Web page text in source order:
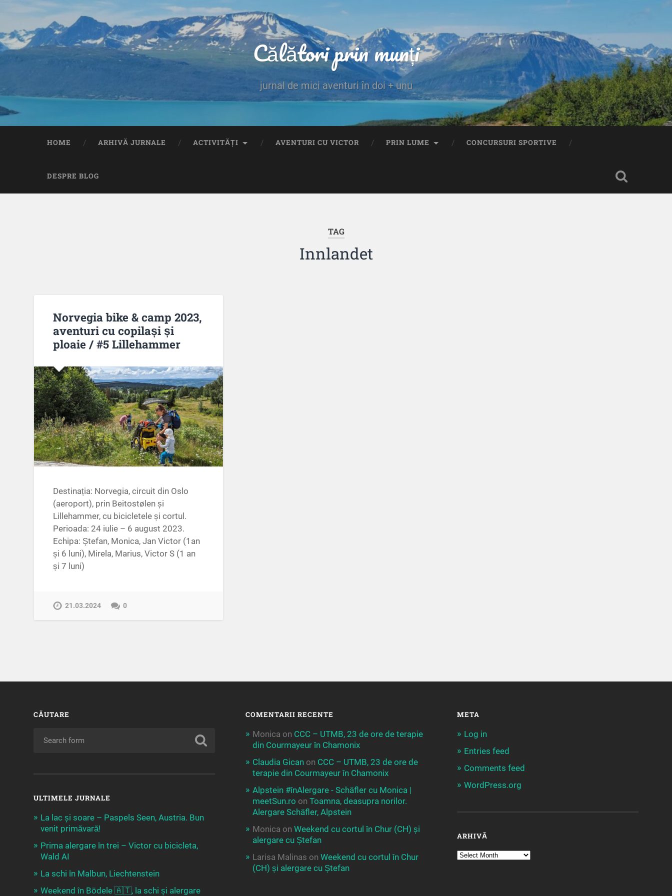
Călători prin munți
jurnal de mici aventuri în doi + unu
HOME ARHIVĂ JURNALE ACTIVITĂȚI AVENTURI CU VICTOR PRIN LUME CONCURSURI SPORTIVE
DESPRE BLOG
TAG
Innlandet
Norvegia bike & camp 2023,
aventuri cu copilași și
ploaie / #5 Lillehammer
Destinația: Norvegia, circuit din Oslo
(aeroport), prin Beitostølen și
Lillehammer, cu bicicletele și cortul.
Perioada: 24 iulie – 6 august 2023.
Echipa: Ștefan, Monica, Jan Victor (1an
și 6 luni), Mirela, Marius, Victor S (1 an
și 7 luni)
21.03.2024 0
CĂUTARE
ULTIMELE JURNALE
La lac și soare – Paspels Seen, Austria. Bun
venit primăvară!
Prima alergare în trei – Victor cu bicicleta,
Wald AI
La schi în Malbun, Liechtenstein
Weekend în Bödele 🇦🇹, la schi și alergare
COMENTARII RECENTE
Monica on CCC – UTMB, 23 de ore de terapie
din Courmayeur în Chamonix
Claudia Gicanon CCC – UTMB, 23 de ore de
terapie din Courmayeur în Chamonix
Alpstein #înAlergare - Schäfler cu Monica |
meetSun.ro on Toamna, deasupra norilor.
Alergare Schäfler, Alpstein
Monica on Weekend cu cortul în Chur (CH) și
alergare cu Ștefan
Larisa Malinas on Weekend cu cortul în Chur
(CH) și alergare cu Ștefan
META
Log in
Entries feed
Comments feed
WordPress.org
ARHIVĂ